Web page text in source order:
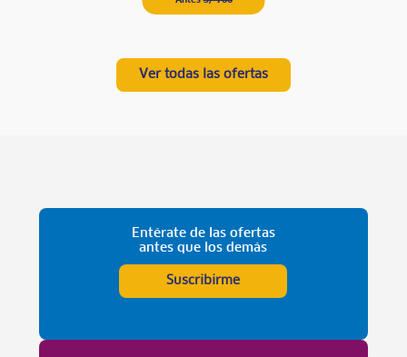
Ver todas las ofertas
Entérate de las ofertas
antes que los demás
Suscribirme